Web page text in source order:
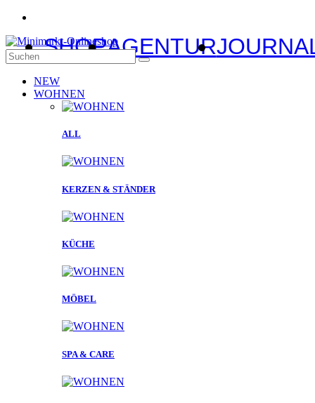
SHOPAGENTUR
NEW
WOHNEN
ALL
KERZEN & STÄNDER
KÜCHE
MÖBEL
SPA & CARE